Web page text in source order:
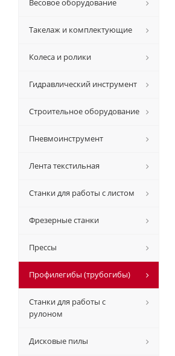
Весовое оборудование
Такелаж и комплектующие
Колеса и ролики
Гидравлический инструмент
Строительное оборудование
Пневмоинструмент
Лента текстильная
Станки для работы с листом
Фрезерные станки
Прессы
Профилегибы (трубогибы)
Станки для работы с
рулоном
Дисковые пилы